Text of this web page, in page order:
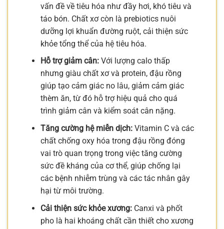
vấn đề về tiêu hóa như đầy hơi, khó tiêu và
táo bón. Chất xơ còn là prebiotics nuôi
dưỡng lợi khuẩn đường ruột, cải thiện sức
khỏe tổng thể của hệ tiêu hóa.
Hỗ trợ giảm cân:Với lượng calo thấp
nhưng giàu chất xơ và protein, đậu rồng
giúp tạo cảm giác no lâu, giảm cảm giác
thèm ăn, từ đó hỗ trợ hiệu quả cho quá
trình giảm cân và kiểm soát cân nặng.
Tăng cường hệ miễn dịch:Vitamin C và các
chất chống oxy hóa trong đậu rồng đóng
vai trò quan trọng trong việc tăng cường
sức đề kháng của cơ thể, giúp chống lại
các bệnh nhiễm trùng và các tác nhân gây
hại từ môi trường.
Cải thiện sức khỏe xương:Canxi và phốt
pho là hai khoáng chất cần thiết cho xương